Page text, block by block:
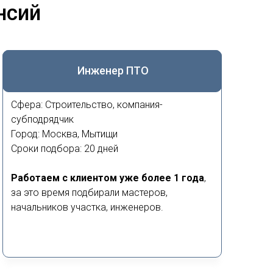
Инженер ПТО
Сфера: Строительство, компания-
субподрядчик
Город: Москва, Мытищи
Сроки подбора: 20 дней
Работаем с клиентом уже более 1 года,
за это время подбирали мастеров,
начальников участка, инженеров.